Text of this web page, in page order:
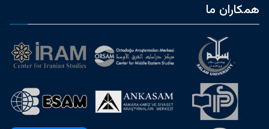
همکاران ما